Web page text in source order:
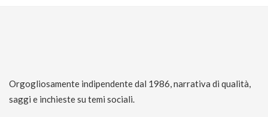
Orgogliosamente indipendente dal 1986, narrativa di qualità,
saggi e inchieste su temi sociali.